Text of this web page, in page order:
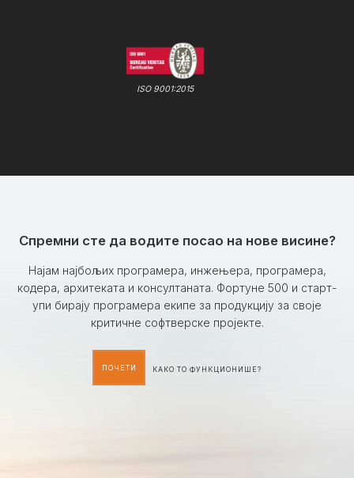
ISO 9001:2015
Спремни сте да водите посао на нове висине?
Најам најбољих програмера, инжењера, програмера,
кодера, архитеката и консултаната. Фортуне 500 и старт-
упи бирају програмера екипе за продукцију за своје
критичне софтверске пројекте.
ПОЧЕТИ КАКО ТО ФУНКЦИОНИШЕ?